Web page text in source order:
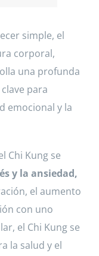
simple, el
corporal,
una profunda
para
emocional y la
Chi Kung se
y la ansiedad,
el aumento
con uno
el Chi Kung se
la salud y el